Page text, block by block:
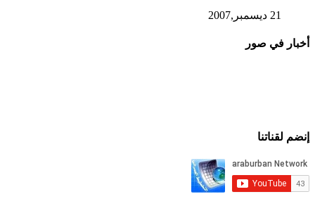
21 ديسمبر,2007
أخبار في صور
إنضم لقناتنا